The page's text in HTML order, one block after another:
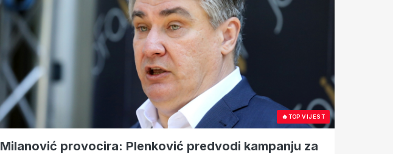
🔥TOP VIJEST
Milanović provocira: Plenković predvodi kampanju za